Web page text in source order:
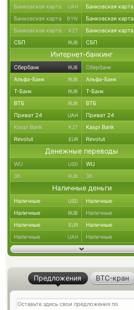
Банковская карта UAH Банковская карта
Банковская карта BYN Банковская карта
Банковская карта KZT Банковская карта
СБП RUB СБП
Интернет-банкинг
Сбербанк RUB Сбербанк
Альфа-Банк RUB Альфа-Банк
Т-Банк RUB Т-Банк
ВТБ RUB ВТБ
Приват 24 UAH Приват 24
Kaspi Bank KZT Kaspi Bank
Revolut EUR Revolut
Денежные переводы
WU USD WU
ЗК RUB ЗК
Наличные деньги
Наличные USD Наличные
Наличные RUB Наличные
Наличные EUR Наличные
Наличные UAH Наличные
Предложения BTC-кран